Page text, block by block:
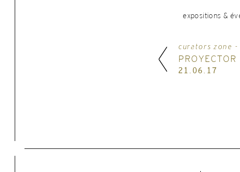
expositions &
curators zone -
PROYECTOR
21.06.17